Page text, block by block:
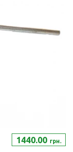
1440.00 грн.